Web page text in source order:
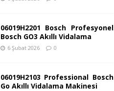
06019H2201 Bosch Profesyonel
Bosch GO3 Akıllı Vidalama
6 Şubat 2026 0
06019H2103 Professional Bosch
Go Akıllı Vidalama Makinesi